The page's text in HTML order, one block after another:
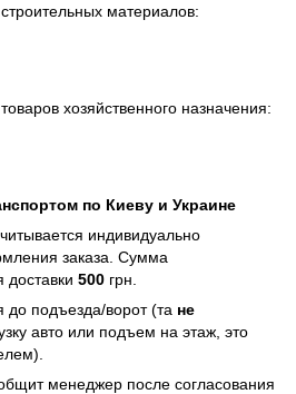
строительных материалов:
товаров хозяйственного назначения:
по Киеву и Украине
индивидуально
заказа. Сумма
доставки 500 грн.
до подъезда/ворот (та не
авто или подъем на этаж, это
менеджер после согласования